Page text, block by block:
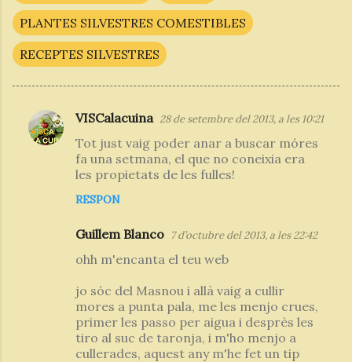
PLANTES SILVESTRES COMESTIBLES
RECEPTES SILVESTRES
C
o
VISCalacuina 28 de setembre del 2013, a les 10:21
Tot just vaig poder anar a buscar móres
fa una setmana, el que no coneixia era
les propietats de les fulles!
RESPON
Guillem Blanco 7 d’octubre del 2013, a les 22:42
ohh m'encanta el teu web
jo sóc del Masnou i allà vaig a cullir
mores a punta pala, me les menjo crues,
primer les passo per aigua i desprès les
tiro al suc de taronja, i m'ho menjo a
cullerades, aquest any m'he fet un tip